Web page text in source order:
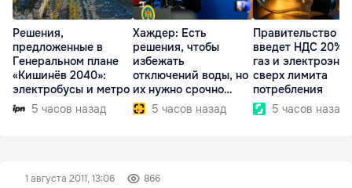
Решения,
предложенные в
Генеральном плане
«Кишинёв 2040»:
электробусы и метро
5 часов назад
Хаждер: Есть
решения, чтобы
избежать
отключений воды, но
их нужно срочно
внедрить
5 часов назад
Правительство
введет НДС 20%
газ и
сверх лимита
потребления
5 часов назад
1 августа 2011, 13:06 866